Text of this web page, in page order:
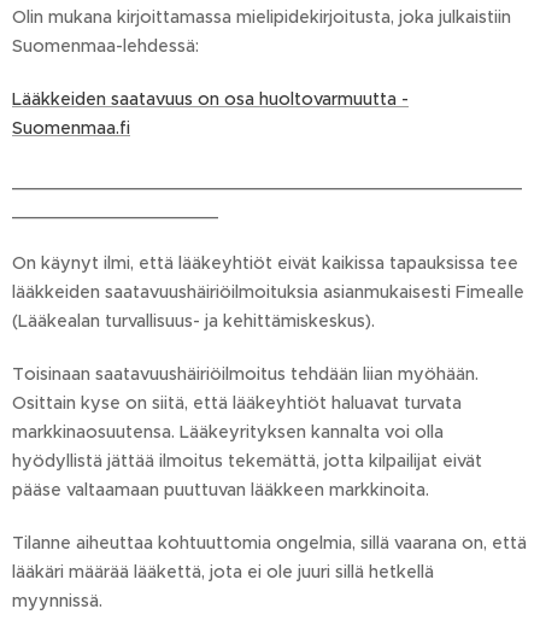
Olin mukana kirjoittamassa mielipidekirjoitusta, joka julkaistiin
Suomenmaa-lehdessä:
Lääkkeiden saatavuus on osa huoltovarmuutta -
Suomenmaa.fi
On käynyt ilmi, että lääkeyhtiöt eivät kaikissa tapauksissa tee
lääkkeiden saatavuushäiriöilmoituksia asianmukaisesti Fimealle
(Lääkealan turvallisuus- ja kehittämiskeskus).
Toisinaan saatavuushäiriöilmoitus tehdään liian myöhään.
Osittain kyse on siitä, että lääkeyhtiöt haluavat turvata
markkinaosuutensa. Lääkeyrityksen kannalta voi olla
hyödyllistä jättää ilmoitus tekemättä, jotta kilpailijat eivät
pääse valtaamaan puuttuvan lääkkeen markkinoita.
Tilanne aiheuttaa kohtuuttomia ongelmia, sillä vaarana on, että
lääkäri määrää lääkettä, jota ei ole juuri sillä hetkellä
myynnissä.